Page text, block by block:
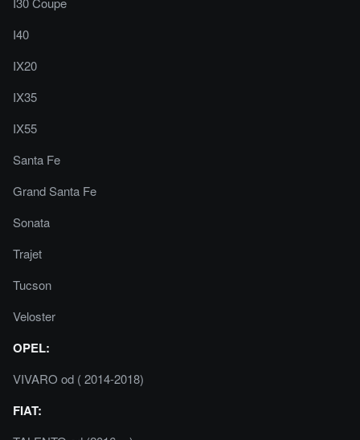
I40
IX20
IX35
IX55
Santa Fe
Grand Santa Fe
Sonata
Trajet
Tucson
Veloster
OPEL:
VIVARO od ( 2014-2018)
FIAT: